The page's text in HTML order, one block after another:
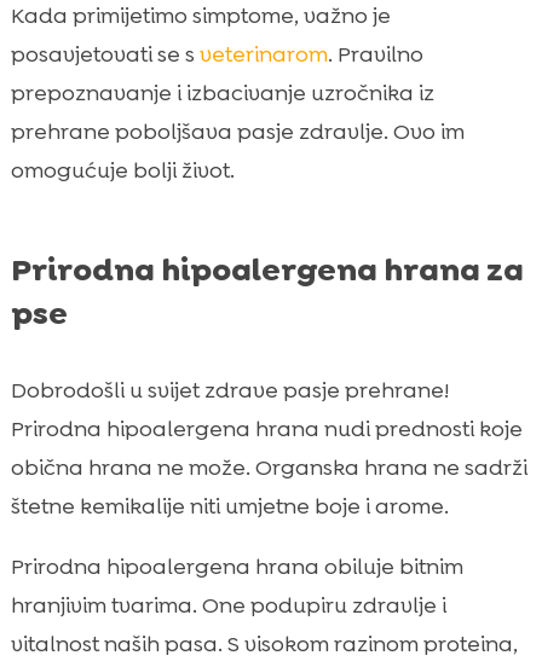
Kada primijetimo simptome, važno je
posavjetovati se s veterinarom. Pravilno
prepoznavanje i izbacivanje uzročnika iz
prehrane poboljšava pasje zdravlje. Ovo im
omogućuje bolji život.
Prirodna hipoalergena hrana za
pse
Dobrodošli u svijet zdrave pasje prehrane!
Prirodna hipoalergena hrana nudi prednosti koje
obična hrana ne može. Organska hrana ne sadrži
štetne kemikalije niti umjetne boje i arome.
Prirodna hipoalergena hrana obiluje bitnim
hranjivim tvarima. One podupiru zdravlje i
vitalnost naših pasa. S visokom razinom proteina,